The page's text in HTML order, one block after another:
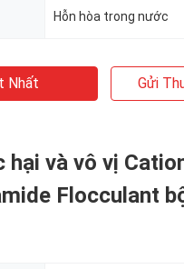
Hỗn hòa trong nước
Nhất Gửi
hại và vô vị
Flocculant